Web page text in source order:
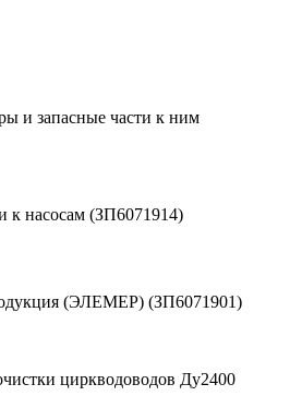
и запасные части к ним
к насосам (ЗП6071914)
(ЭЛЕМЕР) (ЗП6071901)
циркводоводов Ду2400